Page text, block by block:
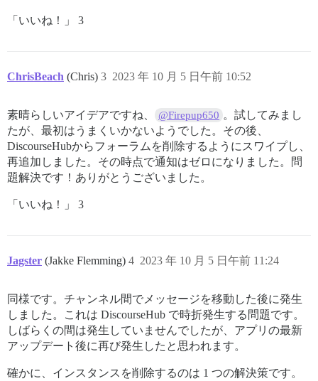
「いいね！」 3
ChrisBeach (Chris) 2023 年 10 月 5 日午前 10:52
3
素晴らしいアイデアですね、 @Firepup650 。試してみまし
たが、最初はうまくいかないようでした。その後、
DiscourseHubからフォーラムを削除するようにスワイプし、
再追加しました。その時点で通知はゼロになりました。問
題解決です！ありがとうございました。
「いいね！」 3
Jagster (Jakke Flemming) 2023 年 10 月 5 日午前 11:24
4
同様です。チャンネル間でメッセージを移動した後に発生
しました。これは DiscourseHub で時折発生する問題です。
しばらくの間は発生していませんでしたが、アプリの最新
アップデート後に再び発生したと思われます。
確かに、インスタンスを削除するのは 1 つの解決策です。